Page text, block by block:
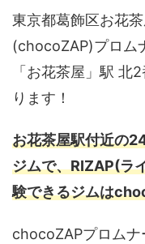
東京都葛飾区お花
(chocoZAP)プロム
「お花茶屋」駅 北
ります！
お花茶屋駅付近の
ジムで、RIZAP(ラ
験できるジムは
chocoZAPプロムナ